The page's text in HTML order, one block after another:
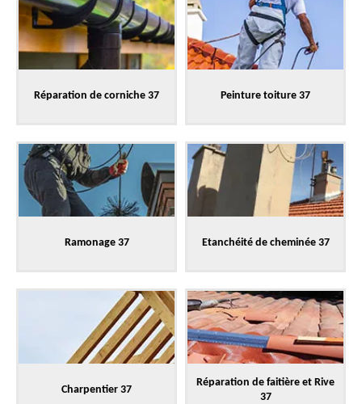
Réparation de corniche 37 Peinture toiture 37
Ramonage 37 Etanchéité de cheminée 37
Charpentier 37
Réparation de faitière et Rive
37